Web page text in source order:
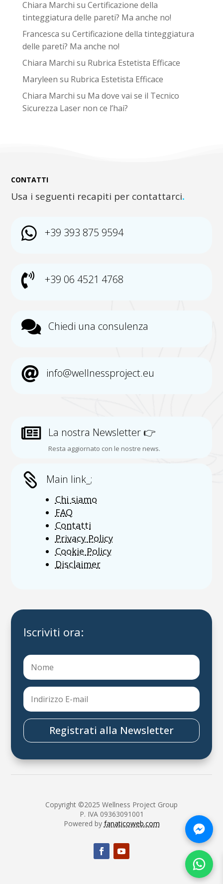
Chiara Marchi su Certificazione della
tinteggiatura delle pareti? Ma anche no!
Francesca su Certificazione della tinteggiatura
delle pareti? Ma anche no!
Chiara Marchi su Rubrica Estetista Efficace
Maryleen su Rubrica Estetista Efficace
Chiara Marchi su Ma dove vai se il Tecnico
Sicurezza Laser non ce l’hai?
CONTATTI
Usa i seguenti recapiti per contattarci.
 +39 393 875 9594
 +39 06 4521 4768
 Chiedi una consulenza
 info@wellnessproject.eu
 La nostra Newsletter 👉
Resta aggiornato con le nostre news.
 Main link_;
Chi siamo
FAQ
Contatti
Privacy Policy
Cookie Policy
Disclaimer
Iscriviti ora:
Registrati alla Newsletter
Copyright ©2025 Wellness Project Group
P. IVA 09363091001
Powered by fanaticoweb.com